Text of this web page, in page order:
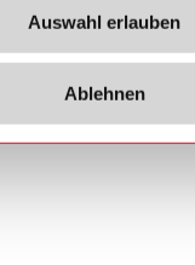
Auswahl erlauben
Ablehnen